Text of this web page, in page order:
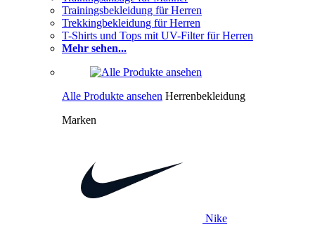
Trainingsbekleidung für Herren
Trekkingbekleidung für Herren
T-Shirts und Tops mit UV-Filter für Herren
Mehr sehen...
Alle Produkte ansehen Herrenbekleidung
Marken
Nike